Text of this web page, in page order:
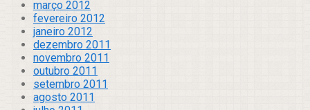
março 2012
fevereiro 2012
janeiro 2012
dezembro 2011
novembro 2011
outubro 2011
setembro 2011
agosto 2011